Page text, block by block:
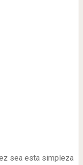
sea esta simpleza